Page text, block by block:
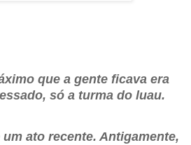
que a gente ficava era
só a turma do luau.
ato recente. Antigamente,